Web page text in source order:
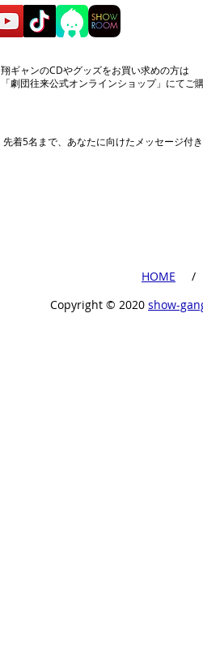
​翔ギャンのCDやグッズをお買い求めの方は
「劇団往来公式オンラインショップ」にてご
先着5名まで、あなたに向けたメッセージ付
​HOME
​ /
Copyright ©︎ 2020 show-